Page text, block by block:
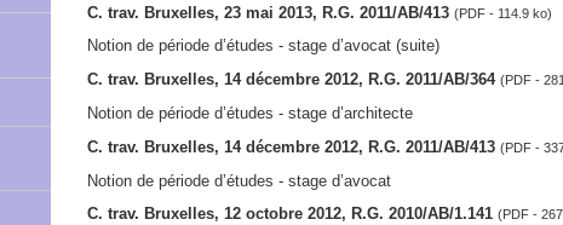
C. trav. Bruxelles, 23 mai 2013, R.G. 2011/AB/413 (PDF - 114.9 ko)
Notion de période d’études - stage d’avocat (suite)
C. trav. Bruxelles, 14 décembre 2012, R.G. 2011/AB/364 (PDF -
Notion de période d’études - stage d’architecte
C. trav. Bruxelles, 14 décembre 2012, R.G. 2011/AB/413 (PDF -
Notion de période d’études - stage d’avocat
C. trav. Bruxelles, 12 octobre 2012, R.G. 2010/AB/1.141 (PDF -